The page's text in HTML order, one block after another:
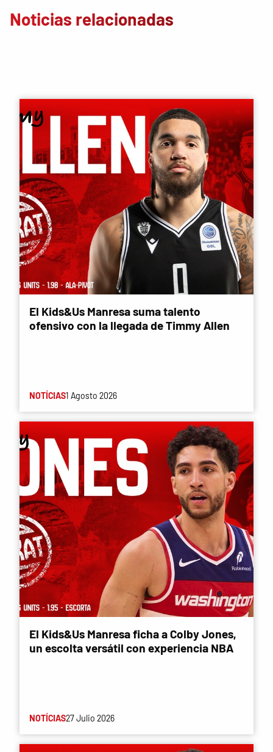
Noticias relacionadas
El Kids&Us Manresa suma talento
ofensivo con la llegada de Timmy Allen
NOTÍCIAS1 Agosto 2026
El Kids&Us Manresa ficha a Colby Jones,
un escolta versátil con experiencia NBA
NOTÍCIAS27 Julio 2026